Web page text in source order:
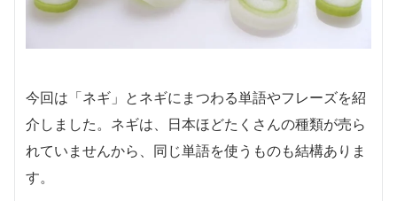
今回は「ネギ」とネギにまつわる単語やフレーズを紹
介しました。ネギは、日本ほどたくさんの種類が売ら
れていませんから、同じ単語を使うものも結構ありま
す。